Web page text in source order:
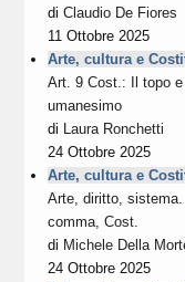
diClaudio De Fiores
11 Ottobre 2025
Arte, cultura e
Art. 9 Cost.: Il topo
umanesimo
di Laura Ronchetti
24 Ottobre 2025
Arte, cultura e
Arte, diritto, sistema.
comma, Cost.
di Michele Della
24 Ottobre 2025